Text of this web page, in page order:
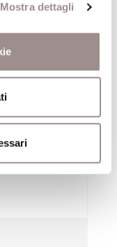
Mostra dettagli